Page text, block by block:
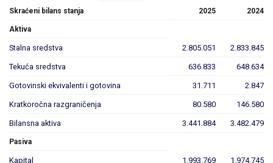
Skraćeni bilans stanja 2025 2024
Aktiva
Stalna sredstva 2.805.051 2.833.845
Tekuća sredstva 636.833 648.634
Gotovinski ekvivalenti i gotovina 31.711 2.847
Kratkoročna razgraničenja 80.580 146.580
Bilansna aktiva 3.441.884 3.482.479
Pasiva
Kapital 1.993.769 1.974.745